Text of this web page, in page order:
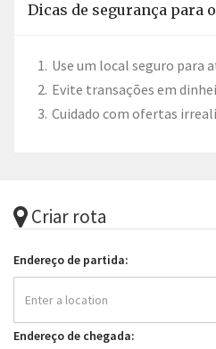
Dicas de segurança para
Use um local seguro para
Evite transações em
Cuidado com ofertas
Criar rota
Endereço de partida:
Endereço de chegada: